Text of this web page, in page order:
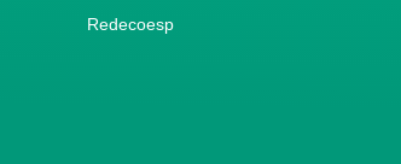
Redecoesp